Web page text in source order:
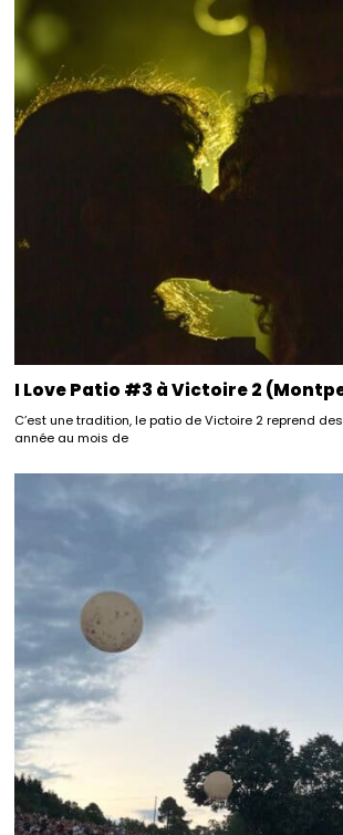
I Love Patio #3 à Victoire 2
C’est une tradition, le patio de Victoire 2 reprend
année au mois de